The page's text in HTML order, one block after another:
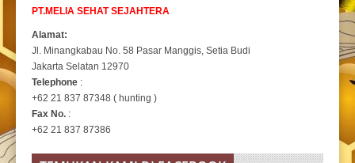
PT.MELIA SEHAT SEJAHTERA
Alamat:
Jl. Minangkabau No. 58 Pasar Manggis, Setia Budi
Jakarta Selatan 12970
Telephone :
+62 21 837 87348 ( hunting )
Fax No. :
+62 21 837 87386